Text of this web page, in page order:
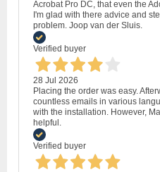
Acrobat Pro DC, that even the
I'm glad with there advice and
problem. Joop van der Sluis.
Verified buyer
28 Jul 2026
Placing the order was easy.
countless emails in various
with the installation. However,
helpful.
Verified buyer